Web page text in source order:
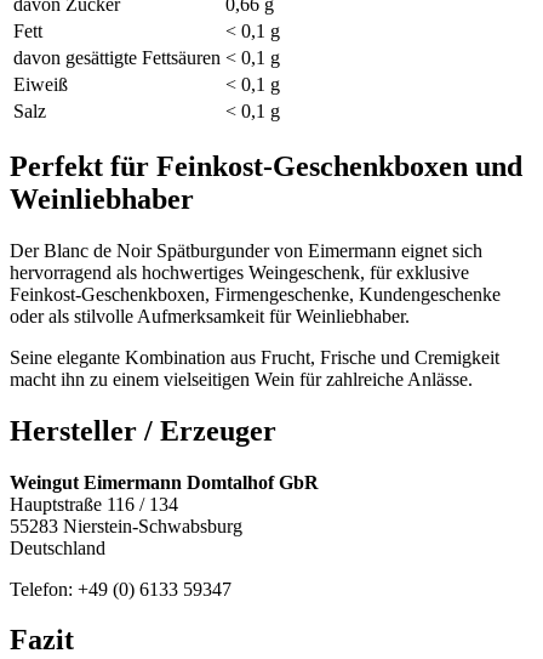
davon Zucker
0,66 g
Fett
< 0,1 g
davon gesättigte Fettsäuren < 0,1 g
Eiweiß
< 0,1 g
Salz
< 0,1 g
Perfekt für Feinkost-Geschenkboxen und
Weinliebhaber
Der Blanc de Noir Spätburgunder von Eimermann eignet sich
hervorragend als hochwertiges Weingeschenk, für exklusive
Feinkost-Geschenkboxen, Firmengeschenke, Kundengeschenke
oder als stilvolle Aufmerksamkeit für Weinliebhaber.
Seine elegante Kombination aus Frucht, Frische und Cremigkeit
macht ihn zu einem vielseitigen Wein für zahlreiche Anlässe.
Hersteller / Erzeuger
Weingut Eimermann Domtalhof GbR
Hauptstraße 116 / 134
55283 Nierstein-Schwabsburg
Deutschland
Telefon: +49 (0) 6133 59347
Fazit